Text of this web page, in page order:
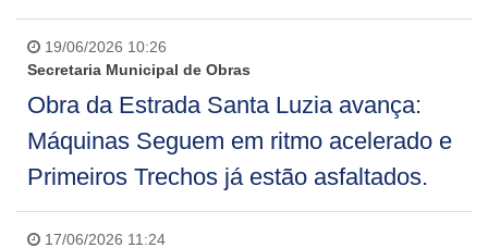
19/06/2026 10:26
Secretaria Municipal de Obras
Obra da Estrada Santa Luzia avança:
Máquinas Seguem em ritmo acelerado e
Primeiros Trechos já estão asfaltados.
17/06/2026 11:24